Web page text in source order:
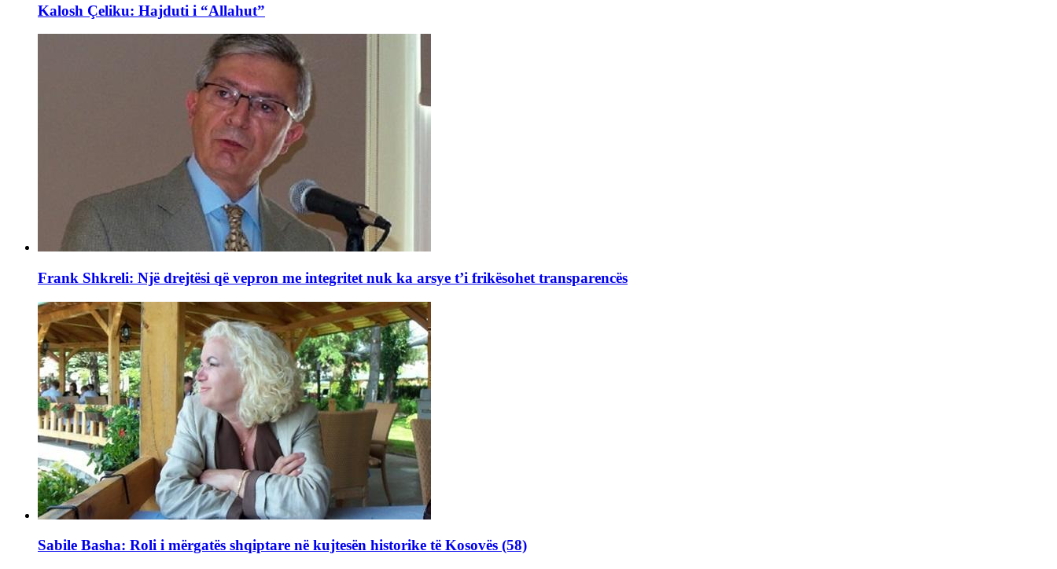
Kalosh Çeliku: Hajduti i “Allahut”
Frank Shkreli: Një drejtësi që vepron me integritet nuk ka arsye t’i frikësohet transparencës
Sabile Basha: Roli i mërgatës shqiptare në kujtesën historike të Kosovës (58)